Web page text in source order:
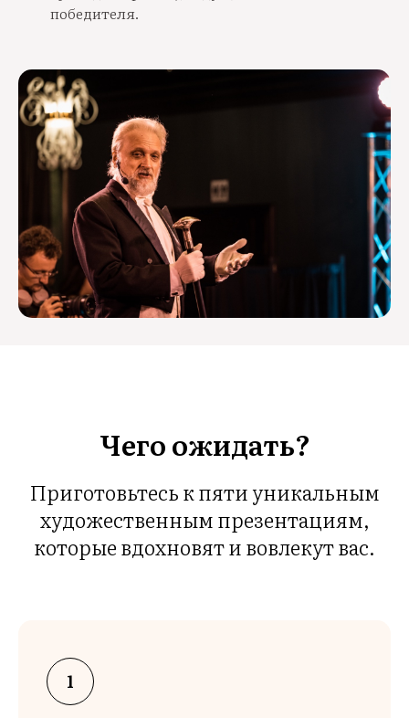
победителя.
Чего ожидать?
Приготовьтесь к пяти уникальным
художественным презентациям,
которые вдохновят и вовлекут вас.